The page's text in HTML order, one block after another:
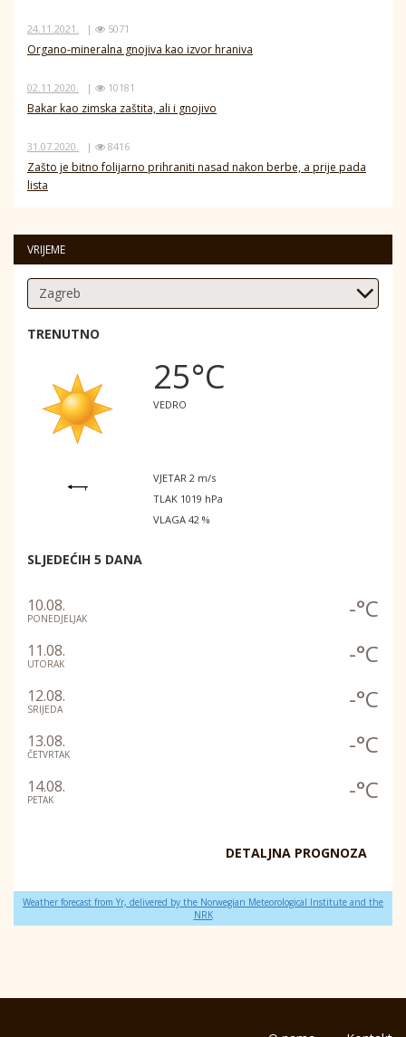
24.11.2021. | 5071
Organo-mineralna gnojiva kao izvor hraniva
02.11.2020. | 10181
Bakar kao zimska zaštita, ali i gnojivo
31.07.2020. | 8416
Zašto je bitno folijarno prihraniti nasad nakon berbe, a prije pada
lista
VRIJEME
TRENUTNO
25°C
VEDRO
VJETAR 2 m/s
TLAK 1019 hPa
VLAGA 42 %
SLJEDEĆIH 5 DANA
10.08.
PONEDJELJAK -°C
11.08.
UTORAK -°C
12.08.
SRIJEDA -°C
13.08.
ČETVRTAK -°C
14.08.
PETAK -°C
DETALJNA PROGNOZA
Weather forecast from Yr, delivered by the Norwegian Meteorological Institute and the
NRK